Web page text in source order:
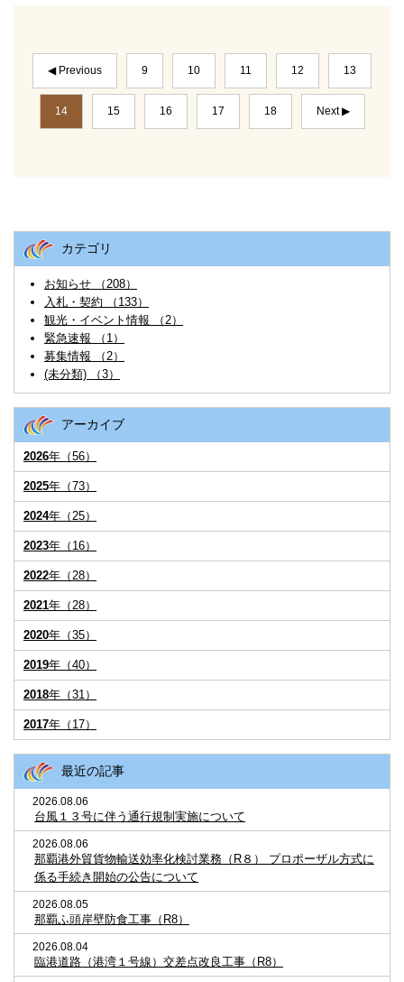
◀ Previous 9 10 11 12 13
14 15 16 17 18 Next ▶
カテゴリ
お知らせ （208）
入札・契約 （133）
観光・イベント情報 （2）
緊急速報 （1）
募集情報 （2）
(未分類) （3）
アーカイブ
2026年（56）
2025年（73）
2024年（25）
2023年（16）
2022年（28）
2021年（28）
2020年（35）
2019年（40）
2018年（31）
2017年（17）
最近の記事
2026.08.06
台風１３号に伴う通行規制実施について
2026.08.06
那覇港外貿貨物輸送効率化検討業務（R８） プロポーザル方式に
係る手続き開始の公告について
2026.08.05
那覇ふ頭岸壁防食工事（R8）
2026.08.04
臨港道路（港湾１号線）交差点改良工事（R8）